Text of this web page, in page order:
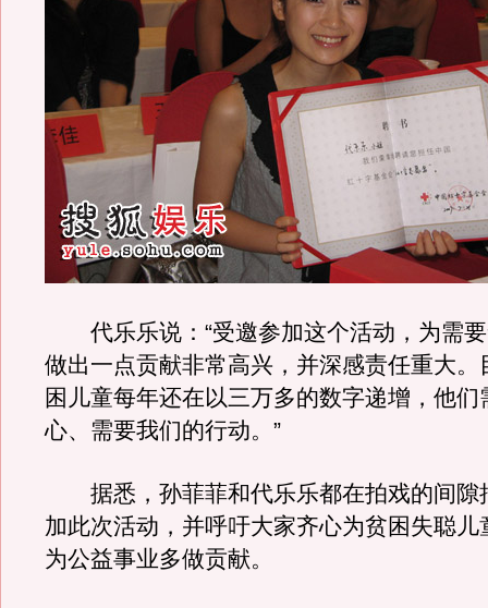
代乐乐说：“受邀参加这个活动，为需要
做出一点贡献非常高兴，并深感责任重大。
困儿童每年还在以三万多的数字递增，他们
心、需要我们的行动。”
据悉，孙菲菲和代乐乐都在拍戏的间隙
加此次活动，并呼吁大家齐心为贫困失聪儿
为公益事业多做贡献。